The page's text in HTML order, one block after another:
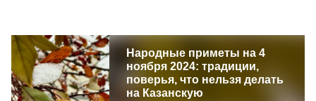
Народные приметы на 4
ноября 2024: традиции,
поверья, что нельзя делать
на Казанскую